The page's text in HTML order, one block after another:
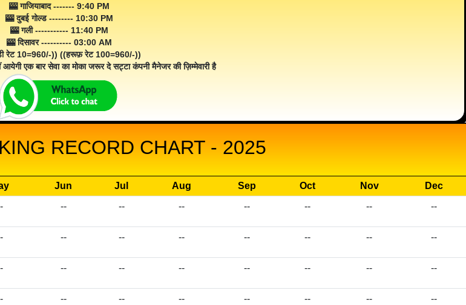
🎰 गाजियाबाद ------- 9:40 PM
🎰 दुबई गोल्ड -------- 10:30 PM
🎰 गली ----------- 11:40 PM
🎰 दिसावर ---------- 03:00 AM
रेट 10=960/-)) ((हरूफ़ रेट 100=960/-))
एक बार सेवा का मोका जरूर दे सट्टा कंपनी मैनेजर की ज़िम्मेवारी है
RECORD CHART - 2025
Jun Jul Aug Sep Oct Nov
Dec
-- -- -- -- -- -- --
-- -- -- -- -- -- --
-- -- -- -- -- -- --
-- -- -- -- -- -- --